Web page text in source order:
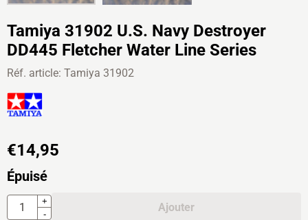
Tamiya 31902 U.S. Navy Destroyer
DD445 Fletcher Water Line Series
Réf. article: Tamiya 31902
€14,95
Épuisé
Quantité
+
-
Ajouter